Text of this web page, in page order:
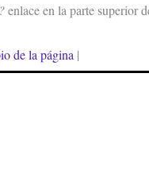
enlace en la parte superior
de la página |